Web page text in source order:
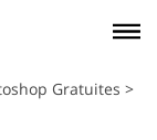
Gratuites >